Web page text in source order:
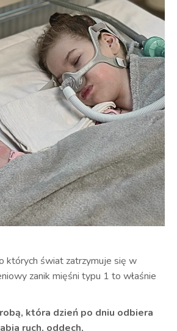
których świat zatrzymuje się w
zanik mięśni typu 1 to właśnie
która dzień po dniu odbiera
ruch, oddech,